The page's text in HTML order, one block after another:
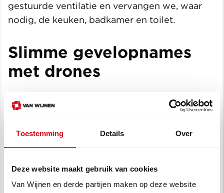
Toestemming Details Over
Deze website maakt gebruik van cookies
Van Wijnen en derde partijen maken op deze website
gestuurde ventilatie en vervangen we, waar
nodig, de keuken, badkamer en toilet.
Slimme gevelopnames
met drones
in. Projectvoorbereider Stan van Lith: “De
monumentale status en het ontbreken van
betrouwbare tekeningen maakten een
traditionele opname complex. Daarom
scanden we de woningen met drones. Deze
brachten de gevels en daken nauwkeurig in